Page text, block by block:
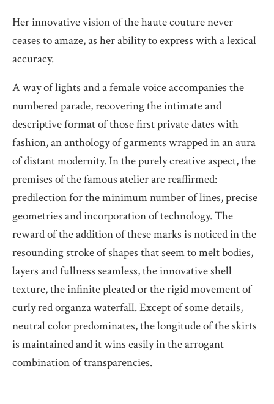
Her innovative vision of the haute couture never
ceases to amaze, as her ability to express with a lexical
accuracy.
A way of lights and a female voice accompanies the
numbered parade, recovering the intimate and
descriptive format of those first private dates with
fashion, an anthology of garments wrapped in an aura
of distant modernity. In the purely creative aspect, the
premises of the famous atelier are reaffirmed:
predilection for the minimum number of lines, precise
geometries and incorporation of technology. The
reward of the addition of these marks is noticed in the
resounding stroke of shapes that seem to melt bodies,
layers and fullness seamless, the innovative shell
texture, the infinite pleated or the rigid movement of
curly red organza waterfall. Except of some details,
neutral color predominates, the longitude of the skirts
is maintained and it wins easily in the arrogant
combination of transparencies.